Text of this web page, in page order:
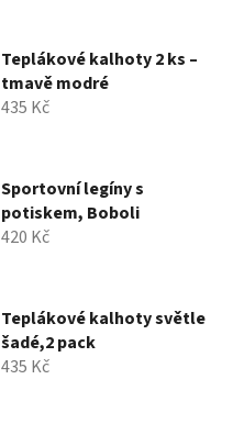
Teplákové kalhoty 2 ks –
tmavě modré
435 Kč
Sportovní legíny s
potiskem, Boboli
420 Kč
Teplákové kalhoty světle
šadé,2 pack
435 Kč